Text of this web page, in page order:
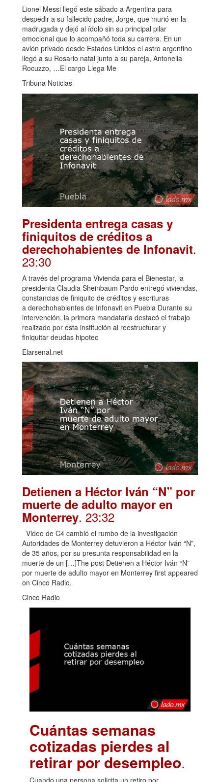
Lionel Messi llegó este sábado a Argentina para
despedir a su fallecido padre, Jorge, que murió en la
madrugada y dejó al ídolo sin su principal pilar
emocional que lo acompañó toda su carrera. En un
avión privado desde Estados Unidos el astro argentino
llegó a su Rosario natal junto a su pareja, Antonella
Rocuzzo, …El cargo Llega Me
Tribuna Noticias
Presidenta entrega casas y
finiquitos de créditos a
derechohabientes de Infonavit.
23:30
A través del programa Vivienda para el Bienestar, la
presidenta Claudia Sheinbaum Pardo entregó viviendas,
constancias de finiquito de créditos y escrituras
a derechohabientes de Infonavit en Puebla Durante su
intervención, la primera mandataria destacó el trabajo
realizado por esta institución al reestructurar y
finiquitar deudas hipotec
Elarsenal.net
Detienen a Héctor Iván “N” por
muerte de adulto mayor en
Monterrey. 23:32
Video de C4 cambió el rumbo de la investigación
Autoridades de Monterrey detuvieron a Héctor Iván “N”,
de 35 años, por su presunta responsabilidad en la
muerte de un […]The post Detienen a Héctor Iván “N”
por muerte de adulto mayor en Monterrey first appeared
on Cinco Radio.
Cinco Radio
Cuántas semanas
cotizadas pierdes al
retirar por desempleo.
Cuando una persona solicita un retiro por